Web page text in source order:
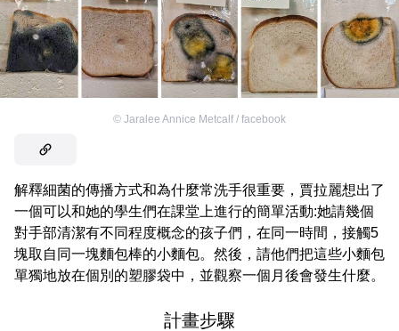
© Jaralee Annice Metcalf / facebook
解釋細菌的傳播方式和為什麼常洗手很重要，賈拉麗想出了
一個可以和她的學生們在課堂上進行的簡單活動:她請幾個
對手部清潔有不同程度概念的孩子們，在同一時間，接觸5
塊取自同一塊麵包棒的小麵包。然後，請他們把這些小麵包
單獨地放在個別的塑膠袋中，並觀察一個月後會發生什麼。
計畫步驟